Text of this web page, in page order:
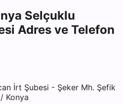
Selçuklu
Adres ve Telefon
İrt Şubesi - Şeker Mh. Şefik
Konya